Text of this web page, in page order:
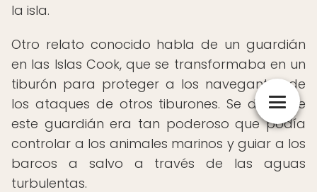
la isla.
Otro relato conocido habla de un guardián
en las Islas Cook, que se transformaba en un
tiburón para proteger a los navegantes de
los ataques de otros tiburones. Se dice que
este guardián era tan poderoso que podía
controlar a los animales marinos y guiar a los
barcos a salvo a través de las aguas
turbulentas.